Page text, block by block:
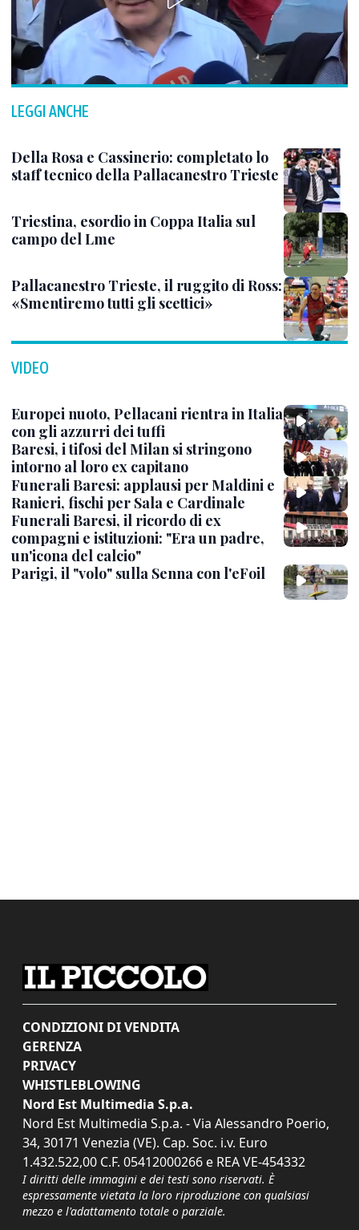
LEGGI ANCHE
Della Rosa e Cassinerio: completato lo
staff tecnico della Pallacanestro Trieste
Triestina, esordio in Coppa Italia sul
campo del Lme
Pallacanestro Trieste, il ruggito di Ross:
«Smentiremo tutti gli scettici»
VIDEO
Europei nuoto, Pellacani rientra in Italia
con gli azzurri dei tuffi
Baresi, i tifosi del Milan si stringono
intorno al loro ex capitano
Funerali Baresi: applausi per Maldini e
Ranieri, fischi per Sala e Cardinale
Funerali Baresi, il ricordo di ex
compagni e istituzioni: "Era un padre,
un'icona del calcio"
Parigi, il "volo" sulla Senna con l'eFoil
CONDIZIONI DI VENDITA
GERENZA
PRIVACY
WHISTLEBLOWING
Nord Est Multimedia S.p.a.
Nord Est Multimedia S.p.a. - Via Alessandro Poerio,
34, 30171 Venezia (VE). Cap. Soc. i.v. Euro
1.432.522,00 C.F. 05412000266 e REA VE-454332
I diritti delle immagini e dei testi sono riservati. È
espressamente vietata la loro riproduzione con qualsiasi
mezzo e l'adattamento totale o parziale.